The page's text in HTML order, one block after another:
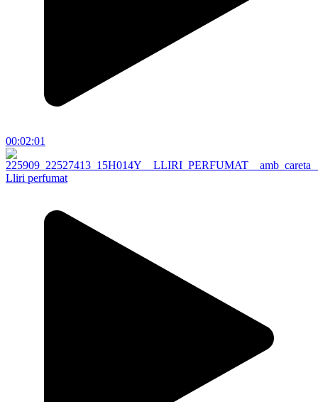
00:02:01
Lliri perfumat